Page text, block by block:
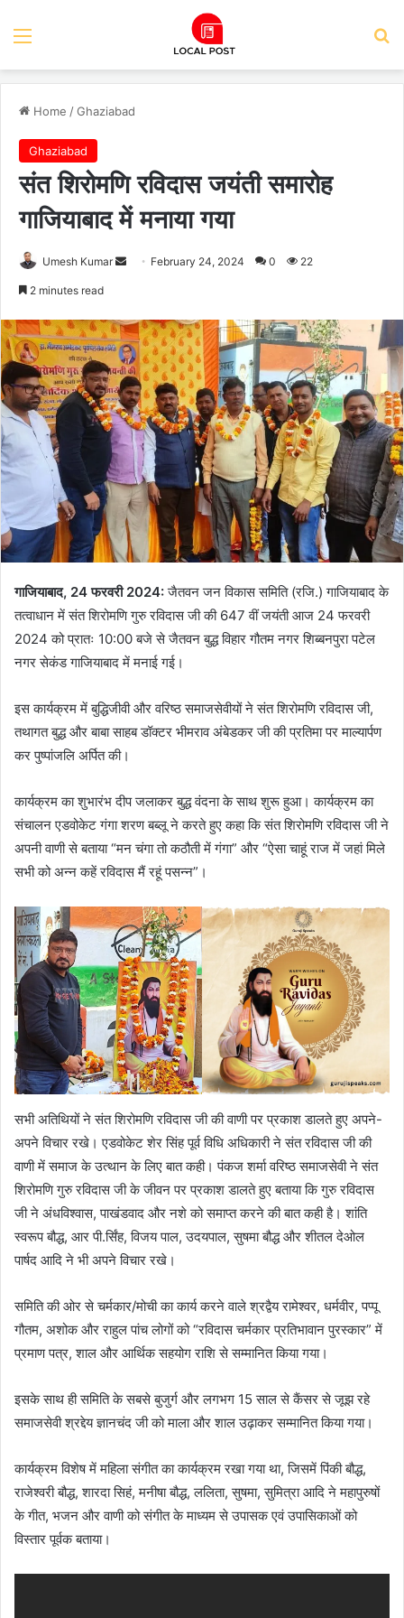
Menu
Home /Ghaziabad
Ghaziabad
संत शिरोमणि रविदास जयंती समारोह
गाजियाबाद में मनाया गया
Umesh Kumar
Send February 24, 2024 0 22
2 minutes read
गाजियाबाद, 24 फरवरी 2024:जैतवन जन विकास समिति (रजि.) गाजियाबाद के
तत्वाधान में संत शिरोमणि गुरु रविदास जी की 647 वीं जयंती आज 24 फरवरी
2024 को प्रातः 10:00 बजे से जैतवन बुद्ध विहार गौतम नगर शिब्बनपुरा पटेल
नगर सेकंड गाजियाबाद में मनाई गई।
इस कार्यक्रम में बुद्धिजीवी और वरिष्ठ समाजसेवीयों ने संत शिरोमणि रविदास जी,
तथागत बुद्ध और बाबा साहब डॉक्टर भीमराव अंबेडकर जी की प्रतिमा पर माल्यार्पण
कर पुष्पांजलि अर्पित की।
कार्यक्रम का शुभारंभ दीप जलाकर बुद्ध वंदना के साथ शुरू हुआ। कार्यक्रम का
संचालन एडवोकेट गंगा शरण बब्लू ने करते हुए कहा कि संत शिरोमणि रविदास जी ने
अपनी वाणी से बताया “मन चंगा तो कठौती में गंगा” और “ऐसा चाहूं राज में जहां मिले
सभी को अन्न कहें रविदास मैं रहूं पसन्न”।
सभी अतिथियों ने संत शिरोमणि रविदास जी की वाणी पर प्रकाश डालते हुए अपने-
अपने विचार रखे। एडवोकेट शेर सिंह पूर्व विधि अधिकारी ने संत रविदास जी की
वाणी में समाज के उत्थान के लिए बात कही। पंकज शर्मा वरिष्ठ समाजसेवी ने संत
शिरोमणि गुरु रविदास जी के जीवन पर प्रकाश डालते हुए बताया कि गुरु रविदास
जी ने अंधविश्वास, पाखंडवाद और नशे को समाप्त करने की बात कही है। शांति
स्वरूप बौद्ध, आर पी.र्सिंह, विजय पाल, उदयपाल, सुषमा बौद्ध और शीतल देओल
पार्षद आदि ने भी अपने विचार रखे।
समिति की ओर से चर्मकार/मोची का कार्य करने वाले श्रद्वैय रामेश्वर, धर्मवीर, पप्पू
गौतम, अशोक और राहुल पांच लोगों को “रविदास चर्मकार प्रतिभावान पुरस्कार” में
प्रमाण पत्र, शाल और आर्थिक सहयोग राशि से सम्मानित किया गया।
इसके साथ ही समिति के सबसे बुजुर्ग और लगभग 15 साल से कैंसर से जूझ रहे
समाजसेवी श्रद्देय ज्ञानचंद जी को माला और शाल उढ़ाकर सम्मानित किया गया।
कार्यक्रम विशेष में महिला संगीत का कार्यक्रम रखा गया था, जिसमें पिंकी बौद्ध,
राजेश्वरी बौद्ध, शारदा सिहं, मनीषा बौद्ध, ललिता, सुषमा, सुमित्रा आदि ने महापुरुषों
के गीत, भजन और वाणी को संगीत के माध्यम से उपासक एवं उपासिकाओं को
विस्तार पूर्वक बताया।